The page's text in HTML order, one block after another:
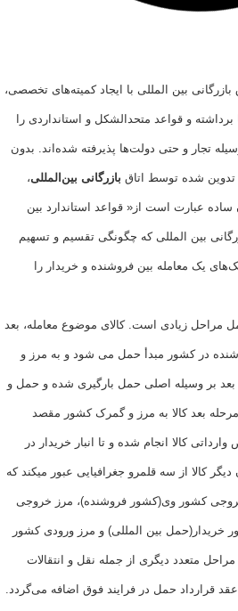
بین المللی با ایجاد کمیته‌های تخصصی،
و قواعد متحدالشکل و استانداردی را
و حتی دولت‌ها پذیرفته شده‌اند. بدون
شده توسط اتاقبازرگانی بین‌المللی،
است از« قواعد استاندارد بین
المللی که چگونگی تقسیم و تسهیم
معامله بین فروشنده و خریدار را
زیادی است. کالای موضوع معامله، بعد
کشور مبدأ حمل‌ می شود و به مرز و
اصلی حمل بارگیری شده و حمل و
کالا به مرز و گمرک کشور مقصد
انجام شده و تا انبار خریدار در
سه قلمرو جغرافیایی عبور میکند که
وی(کشور فروشنده)، مرز خروجی
بین المللی) و مرز ورودی کشور
دیگری از جمله نقل و انتقالات
حمل در فرایند فوق اضافه می‌گردد.